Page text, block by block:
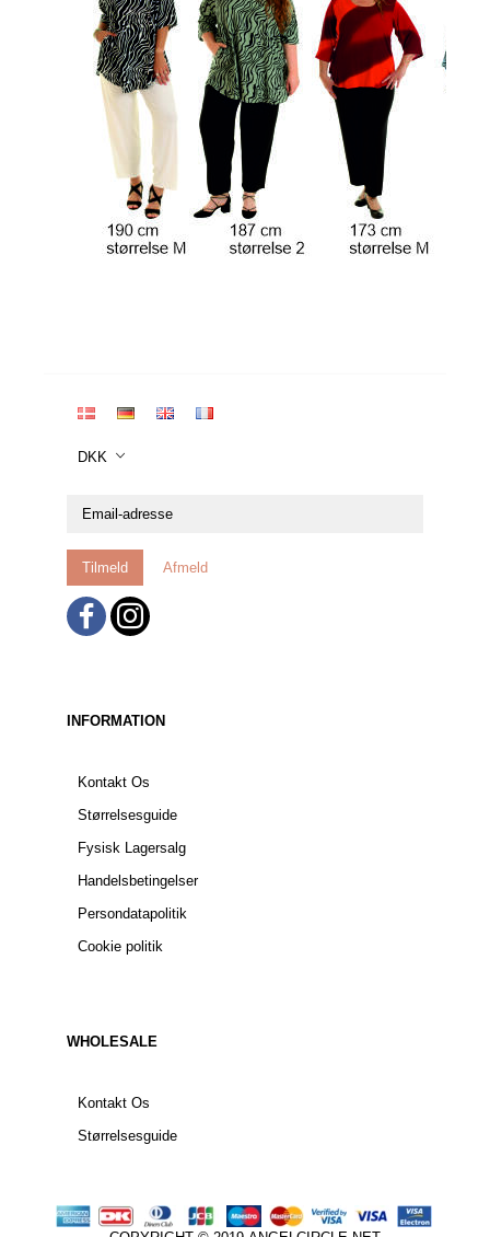
DKK
Email-
Tilmeld Afmeld
INFORMATION
Kontakt Os
Størrelsesguide
Fysisk Lagersalg
Handelsbetingelser
Persondatapolitik
Cookie politik
WHOLESALE
Kontakt Os
Størrelsesguide